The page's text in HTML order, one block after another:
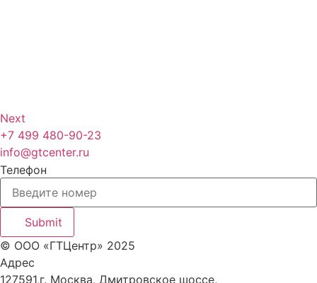
Next
+7 499 480-90-23
info@gtcenter.ru
Телефон
Submit
© ООО «ГТЦентр» 2025
Адрес
127591,г. Москва, Дмитровское шоссе,